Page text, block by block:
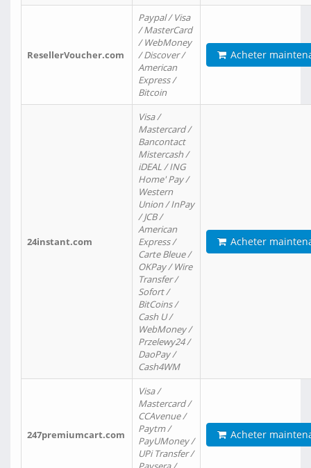
ResellerVoucher.com
Paypal / Visa
/ MasterCard
/ WebMoney
/ Discover /
American
Express /
Bitcoin
Acheter
24instant.com
Visa /
Mastercard /
Bancontact
Mistercash /
iDEAL / ING
Home' Pay /
Western
Union / InPay
/ JCB /
American
Express /
Carte Bleue /
OKPay / Wire
Transfer /
Sofort /
BitCoins /
Cash U /
WebMoney /
Przelewy24 /
DaoPay /
Cash4WM
Acheter
247premiumcart.com
Visa /
Mastercard /
CCAvenue /
Paytm /
PayUMoney /
UPi Transfer /
Acheter